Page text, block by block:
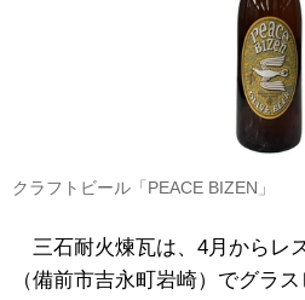
クラフトビール「PEACE BIZEN」
三石耐火煉瓦は、4月からレ
（備前市吉永町岩崎）でグラ